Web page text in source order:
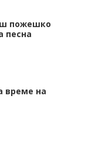
пожешко
песна
време на